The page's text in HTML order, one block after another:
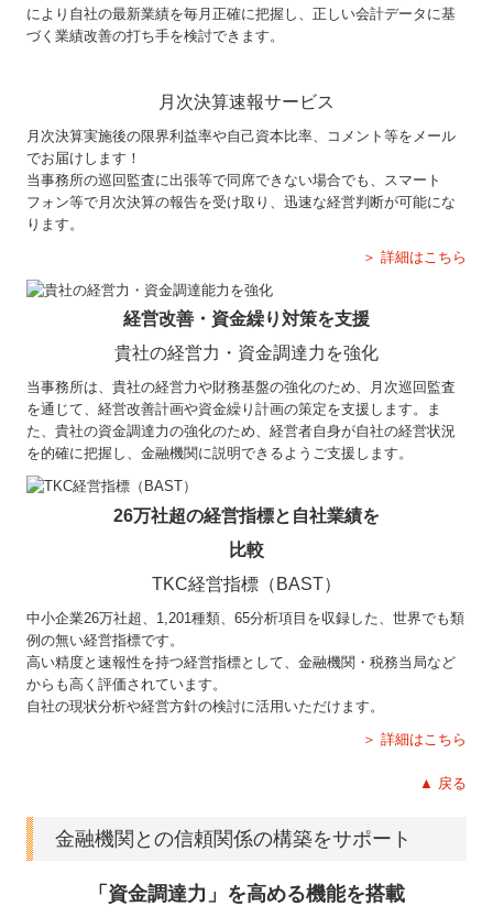
により自社の最新業績を毎月正確に把握し、正しい会計データに基
づく業績改善の打ち手を検討できます。
月次決算速報サービス
月次決算実施後の限界利益率や自己資本比率、コメント等をメール
でお届けします！
当事務所の巡回監査に出張等で同席できない場合でも、スマート
フォン等で月次決算の報告を受け取り、迅速な経営判断が可能にな
ります。
＞ 詳細はこちら
経営改善・資金繰り対策を支援
貴社の経営力・資金調達力を強化
当事務所は、貴社の経営力や財務基盤の強化のため、月次巡回監査
を通じて、経営改善計画や資金繰り計画の策定を支援します。ま
た、貴社の資金調達力の強化のため、経営者自身が自社の経営状況
を的確に把握し、金融機関に説明できるようご支援します。
26万社超の経営指標と自社業績を
比較
TKC経営指標（BAST）
中小企業26万社超、 1,201種類、65分析項目を収録した、世界でも類
例の無い経営指標です。
高い精度と速報性を持つ経営指標として、金融機関・税務当局など
からも高く評価されています。
自社の現状分析や経営方針の検討に活用いただけます。
＞ 詳細はこちら
▲ 戻る
金融機関との信頼関係の構築をサポート
「資金調達力」を高める機能を搭載